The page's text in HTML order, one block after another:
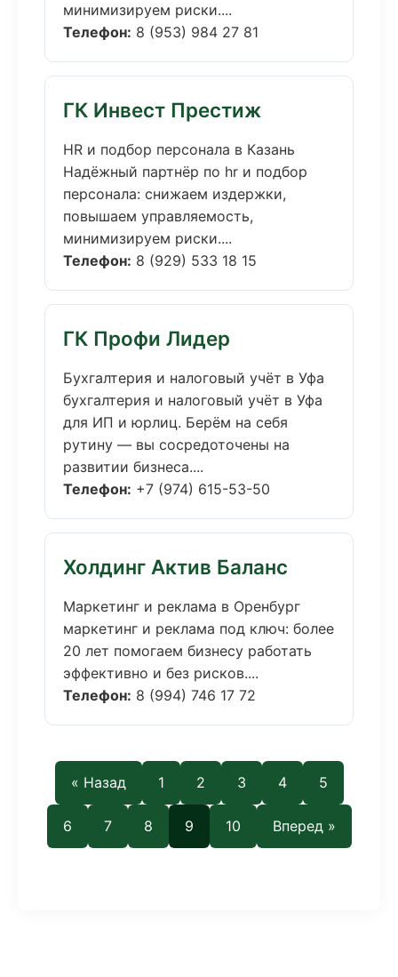
минимизируем риски....
Телефон: 8 (953) 984 27 81
ГК Инвест Престиж
HR и подбор персонала в Казань
Надёжный партнёр по hr и подбор
персонала: снижаем издержки,
повышаем управляемость,
минимизируем риски....
Телефон: 8 (929) 533 18 15
ГК Профи Лидер
Бухгалтерия и налоговый учёт в Уфа
бухгалтерия и налоговый учёт в Уфа
для ИП и юрлиц. Берём на себя
рутину — вы сосредоточены на
развитии бизнеса....
Телефон: +7 (974) 615-53-50
Холдинг Актив Баланс
Маркетинг и реклама в Оренбург
маркетинг и реклама под ключ: более
20 лет помогаем бизнесу работать
эффективно и без рисков....
Телефон: 8 (994) 746 17 72
« Назад 1 2 3 4 5
6 7 8 9 10 Вперед »